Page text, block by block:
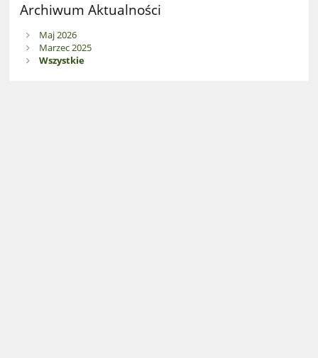
Archiwum Aktualności
Maj 2026
Marzec 2025
Wszystkie